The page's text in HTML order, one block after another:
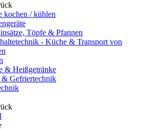
kochen / kühlen
Töpfe & Pfannen
- Küche & Transport von
& Heißgetränke
Gefriertechnik